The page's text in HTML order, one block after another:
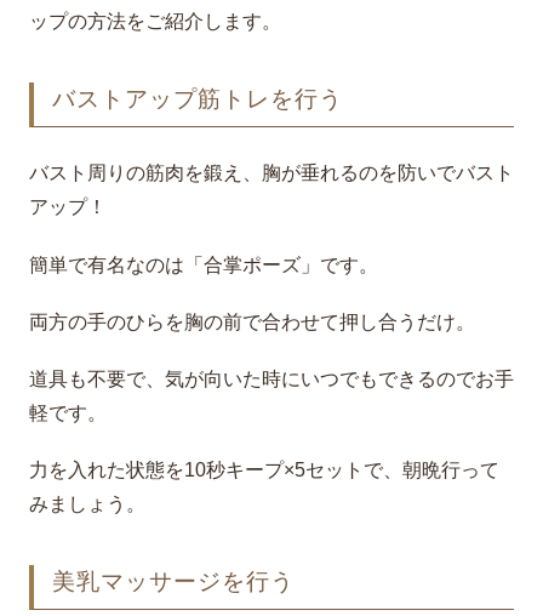
ップの方法をご紹介します。
バストアップ筋トレを行う
バスト周りの筋肉を鍛え、胸が垂れるのを防いでバスト
アップ！
簡単で有名なのは「合掌ポーズ」です。
両方の手のひらを胸の前で合わせて押し合うだけ。
道具も不要で、気が向いた時にいつでもできるのでお手
軽です。
力を入れた状態を10秒キープ×5セットで、朝晩行って
みましょう。
美乳マッサージを行う